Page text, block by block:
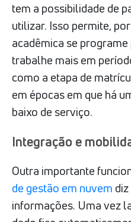
tem a possibilidade de
utilizar. Isso permite,
acadêmica se
trabalhe mais em
como a etapa de
em épocas em que há
baixo de serviço.
Integração e
Outra importante
de gestão em nuvem
informações. Uma vez